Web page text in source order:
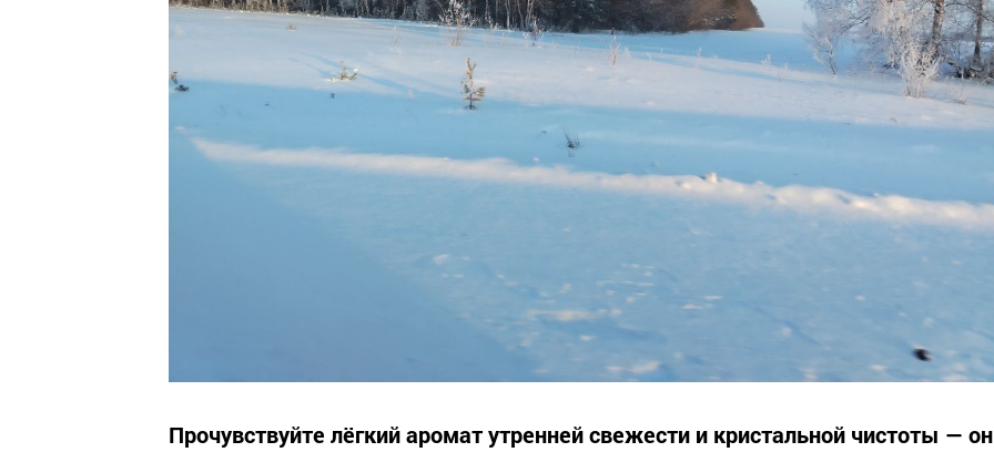
Прочувствуйте лёгкий аромат утренней свежести и кристальной чистоты — он